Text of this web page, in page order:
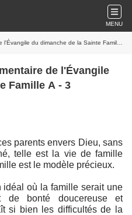
MENU
du dimanche de la Sainte Famille A - 3
de l'Évangile
Famille A - 3
parents envers Dieu, sans
telle est la vie de famille
est le modèle précieux.
où la famille serait une
de bonté doucereuse et
si bien les difficultés de la